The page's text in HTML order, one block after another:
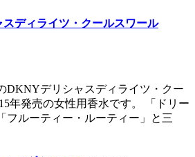
ディライツ・クールスワール
DKNYデリシャスディライツ・クー
年発売の女性用香水です。 「ドリー
フルーティー・ルーティー」と三